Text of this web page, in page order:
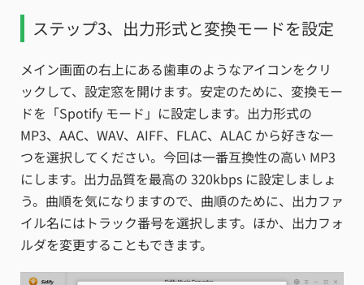
ステップ3、出力形式と変換モードを設定
メイン画面の右上にある歯車のようなアイコンをクリ
ックして、設定窓を開けます。安定のために、変換モー
ドを「Spotify モード」に設定します。出力形式の
MP3、AAC、WAV、AIFF、FLAC、ALAC から好きな一
つを選択してください。今回は一番互換性の高い MP3
にします。出力品質を最高の 320kbps に設定しましょ
う。曲順を気になりますので、曲順のために、出力ファ
イル名にはトラック番号を選択します。ほか、出力フォ
ルダを変更することもできます。